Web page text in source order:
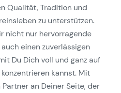
Qualität, Tradition und
zu unterstützen.
nicht nur hervorragende
einen zuverlässigen
Du Dich voll und ganz auf
kannst. Mit
an Deiner Seite, der